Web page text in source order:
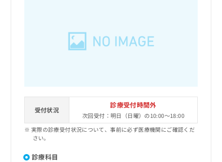
受付状況
診療受付時間外
次回受付：明日（日曜）の10:00～18:00
実際の診療受付状況について、事前に必ず医療機関にご確認くだ
さい。
診療科目